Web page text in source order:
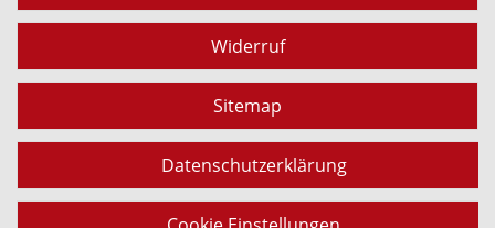
Widerruf
Sitemap
Datenschutzerklärung